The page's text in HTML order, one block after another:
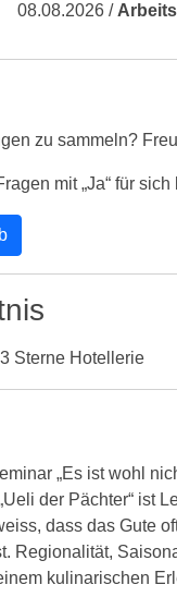
08.08.2026 /
zu sammeln?
mit „Ja“ für
Sterne Hotellerie
„Es ist wohl
der Pächter“ ist
dass das Gute
Regionalität,
kulinarischen